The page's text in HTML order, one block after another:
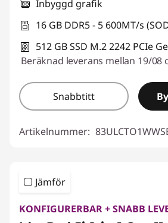
Inbyggd grafik
16 GB DDR5 - 5 600MT/s
512 GB SSD M.2 2242 PCIe
Beräknad leverans mellan 19/08
Snabbtitt
Artikelnummer:
Jämför
KONFIGURERBAR + SNABB